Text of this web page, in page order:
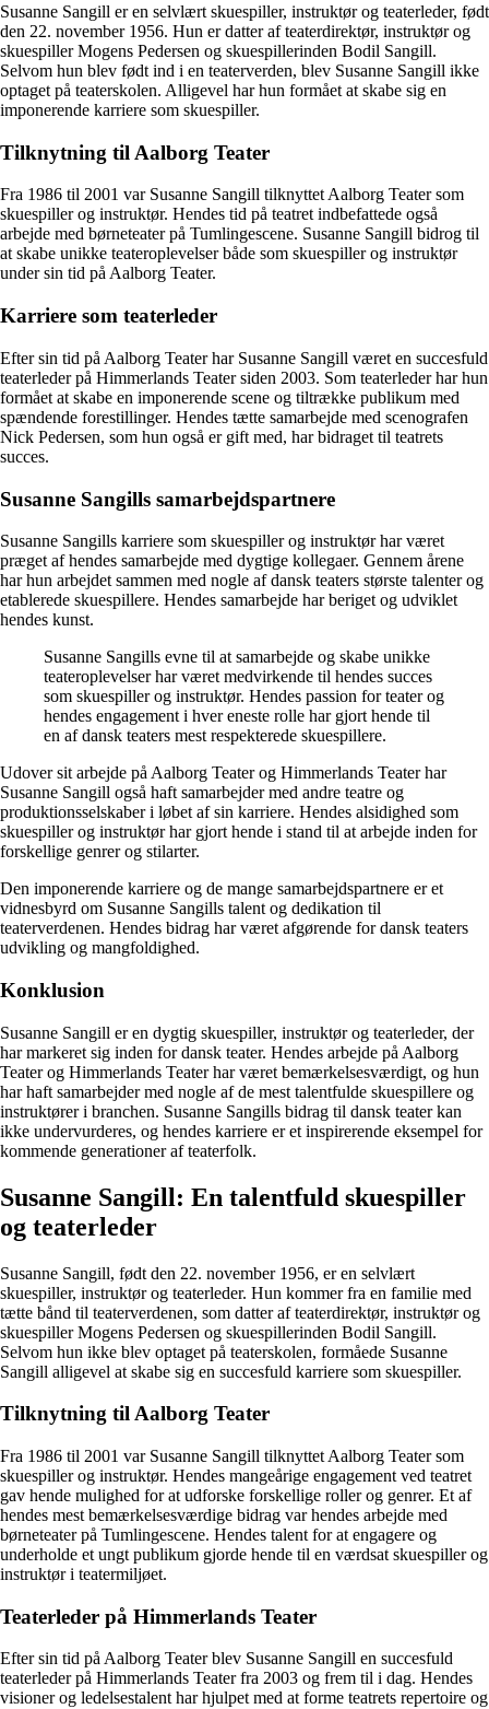
Susanne Sangill er en selvlært skuespiller, instruktør og teaterleder, født
den 22. november 1956. Hun er datter af teaterdirektør, instruktør og
skuespiller Mogens Pedersen og skuespillerinden Bodil Sangill.
Selvom hun blev født ind i en teaterverden, blev Susanne Sangill ikke
optaget på teaterskolen. Alligevel har hun formået at skabe sig en
imponerende karriere som skuespiller.
Tilknytning til Aalborg Teater
Fra 1986 til 2001 var Susanne Sangill tilknyttet Aalborg Teater som
skuespiller og instruktør. Hendes tid på teatret indbefattede også
arbejde med børneteater på Tumlingescene. Susanne Sangill bidrog til
at skabe unikke teateroplevelser både som skuespiller og instruktør
under sin tid på Aalborg Teater.
Karriere som teaterleder
Efter sin tid på Aalborg Teater har Susanne Sangill været en succesfuld
teaterleder på Himmerlands Teater siden 2003. Som teaterleder har hun
formået at skabe en imponerende scene og tiltrække publikum med
spændende forestillinger. Hendes tætte samarbejde med scenografen
Nick Pedersen, som hun også er gift med, har bidraget til teatrets
succes.
Susanne Sangills samarbejdspartnere
Susanne Sangills karriere som skuespiller og instruktør har været
præget af hendes samarbejde med dygtige kollegaer. Gennem årene
har hun arbejdet sammen med nogle af dansk teaters største talenter og
etablerede skuespillere. Hendes samarbejde har beriget og udviklet
hendes kunst.
Susanne Sangills evne til at samarbejde og skabe unikke
teateroplevelser har været medvirkende til hendes succes
som skuespiller og instruktør. Hendes passion for teater og
hendes engagement i hver eneste rolle har gjort hende til
en af dansk teaters mest respekterede skuespillere.
Udover sit arbejde på Aalborg Teater og Himmerlands Teater har
Susanne Sangill også haft samarbejder med andre teatre og
produktionsselskaber i løbet af sin karriere. Hendes alsidighed som
skuespiller og instruktør har gjort hende i stand til at arbejde inden for
forskellige genrer og stilarter.
Den imponerende karriere og de mange samarbejdspartnere er et
vidnesbyrd om Susanne Sangills talent og dedikation til
teaterverdenen. Hendes bidrag har været afgørende for dansk teaters
udvikling og mangfoldighed.
Konklusion
Susanne Sangill er en dygtig skuespiller, instruktør og teaterleder, der
har markeret sig inden for dansk teater. Hendes arbejde på Aalborg
Teater og Himmerlands Teater har været bemærkelsesværdigt, og hun
har haft samarbejder med nogle af de mest talentfulde skuespillere og
instruktører i branchen. Susanne Sangills bidrag til dansk teater kan
ikke undervurderes, og hendes karriere er et inspirerende eksempel for
kommende generationer af teaterfolk.
Susanne Sangill: En talentfuld skuespiller
og teaterleder
Susanne Sangill, født den 22. november 1956, er en selvlært
skuespiller, instruktør og teaterleder. Hun kommer fra en familie med
tætte bånd til teaterverdenen, som datter af teaterdirektør, instruktør og
skuespiller Mogens Pedersen og skuespillerinden Bodil Sangill.
Selvom hun ikke blev optaget på teaterskolen, formåede Susanne
Sangill alligevel at skabe sig en succesfuld karriere som skuespiller.
Tilknytning til Aalborg Teater
Fra 1986 til 2001 var Susanne Sangill tilknyttet Aalborg Teater som
skuespiller og instruktør. Hendes mangeårige engagement ved teatret
gav hende mulighed for at udforske forskellige roller og genrer. Et af
hendes mest bemærkelsesværdige bidrag var hendes arbejde med
børneteater på Tumlingescene. Hendes talent for at engagere og
underholde et ungt publikum gjorde hende til en værdsat skuespiller og
instruktør i teatermiljøet.
Teaterleder på Himmerlands Teater
Efter sin tid på Aalborg Teater blev Susanne Sangill en succesfuld
teaterleder på Himmerlands Teater fra 2003 og frem til i dag. Hendes
visioner og ledelsestalent har hjulpet med at forme teatrets repertoire og